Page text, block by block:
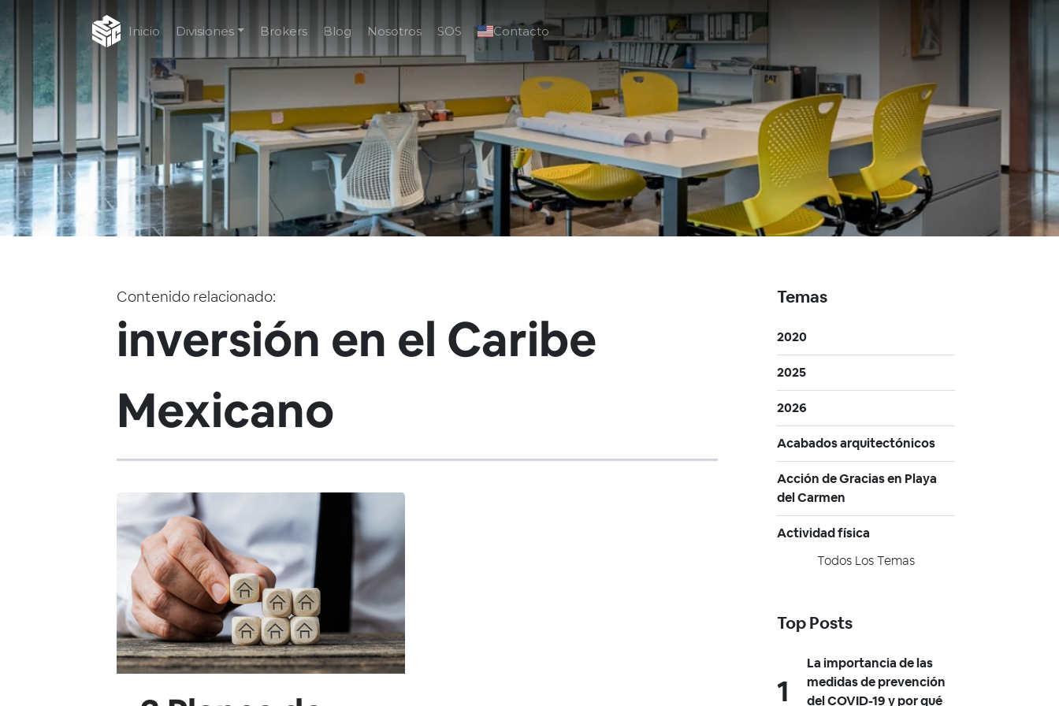
Inicio Divisiones Brokers Blog Nosotros SOS Contacto
Contenido relacionado:
inversión en el Caribe
Mexicano
Temas
2020
2025
2026
Acabados arquitectónicos
Acción de Gracias en Playa
del Carmen
Actividad física
Todos Los Temas
Top Posts
La importancia de las
medidas de prevención
del COVID-19 y por qué